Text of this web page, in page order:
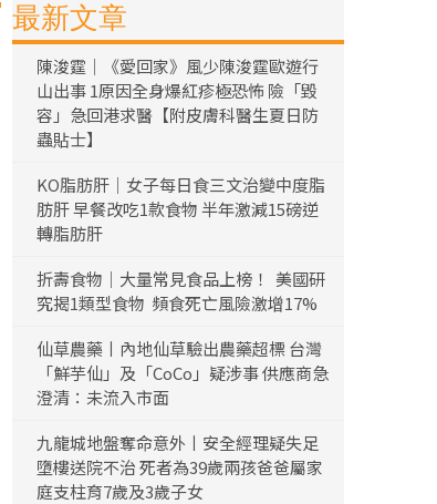
最新文章
陳浚霆｜《愛回家》風少陳浚霆歐遊行
山出事 1原因全身爆紅疹極恐怖 險「毀
容」急回港求醫【附皮膚科醫生夏日防
蟲貼士】
KO脂肪肝｜女子每日食三文治變中度脂
肪肝 早餐改吃1款食物 半年激減15磅逆
轉脂肪肝
折壽食物｜大量常見食品上榜！ 美國研
究揭1類型食物 頻食死亡風險激增17%
仙草農藥丨內地仙草驗出農藥超標 台灣
「鮮芋仙」及「CoCo」疑涉事 供應商急
澄清：未流入市面
九龍城地盤奪命意外丨安全經理疑失足
墮樓送院不治 死者為39歲兩孩爸爸屬家
庭支柱育7歲及3歲子女